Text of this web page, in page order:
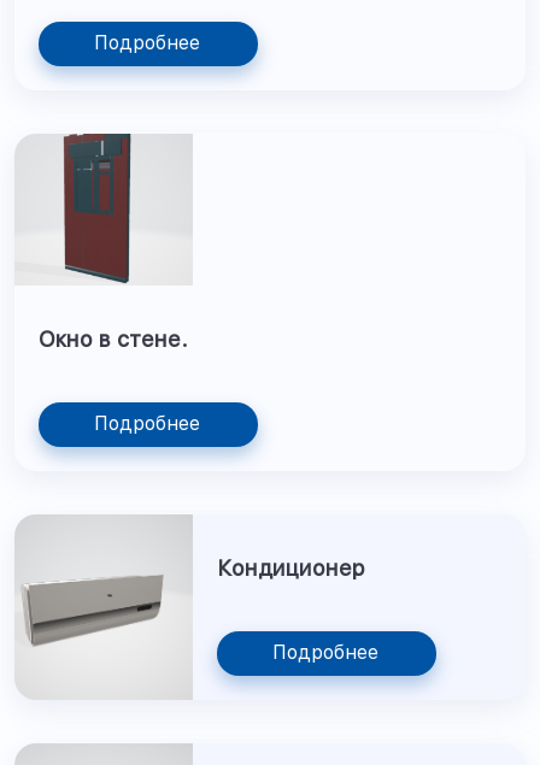
Подробнее
Окно в стене.
Подробнее
Кондиционер
Подробнее